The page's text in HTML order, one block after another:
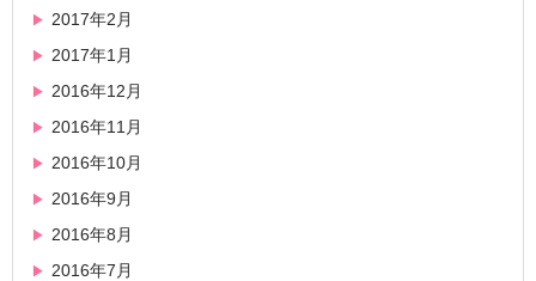
2017年2月
2017年1月
2016年12月
2016年11月
2016年10月
2016年9月
2016年8月
2016年7月